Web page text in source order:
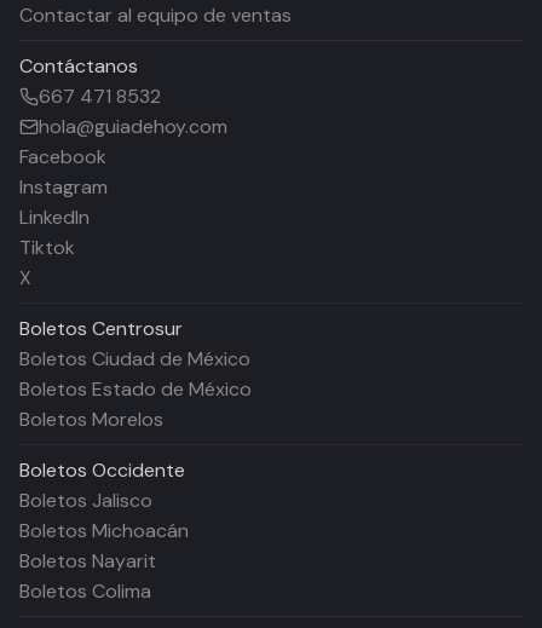
Contactar al equipo de ventas
Contáctanos
667 471 8532
hola@guiadehoy.com
Facebook
Instagram
LinkedIn
Tiktok
X
Boletos Centrosur
Boletos Ciudad de México
Boletos Estado de México
Boletos Morelos
Boletos Occidente
Boletos Jalisco
Boletos Michoacán
Boletos Nayarit
Boletos Colima